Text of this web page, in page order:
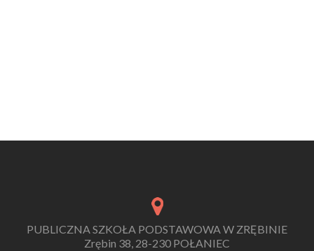
PUBLICZNA SZKOŁA PODSTAWOWA W ZRĘBINIE
Zrębin 38, 28-230 POŁANIEC